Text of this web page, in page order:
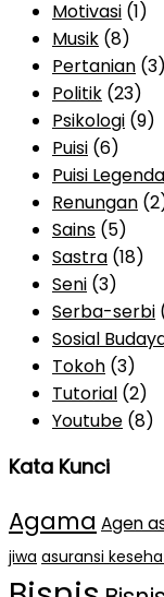
Motivasi (1)
Musik (8)
Pertanian (3)
Politik (23)
Psikologi (9)
Puisi (6)
Puisi Legenda
Renungan
Sains (5)
Sastra (18)
Seni (3)
Serba-serbi
Sosial
Tokoh (3)
Tutorial (2)
Youtube (8)
Kata Kunci
Agama Agen
jiwa asuransi